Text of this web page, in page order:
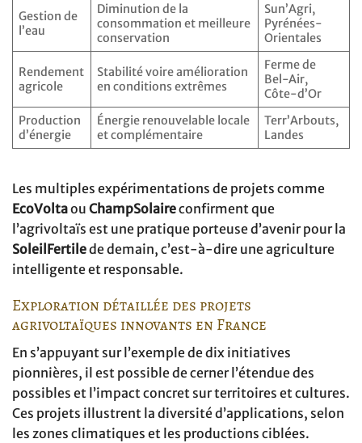
Gestion de
l’eau
Diminution de la
consommation et meilleure
conservation
Sun’Agri,
Pyrénées-
Orientales
Rendement
agricole
Stabilité voire amélioration
en conditions extrêmes
Ferme de
Bel-Air,
Côte-d’Or
Production
d’énergie
Énergie renouvelable locale
et complémentaire
Terr’Arbouts,
Landes
Les multiples expérimentations de projets comme
EcoVoltaou ChampSolaireconfirment que
l’agrivoltaïs est une pratique porteuse d’avenir pour la
SoleilFertilede demain, c’est-à-dire une agriculture
intelligente et responsable.
Exploration détaillée des projets
agrivoltaïques innovants en France
En s’appuyant sur l’exemple de dix initiatives
pionnières, il est possible de cerner l’étendue des
possibles et l’impact concret sur territoires et cultures.
Ces projets illustrent la diversité d’applications, selon
les zones climatiques et les productions ciblées.